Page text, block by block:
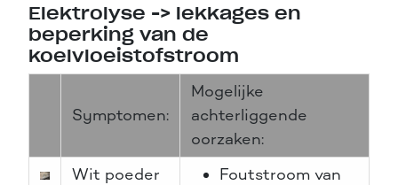
Elektrolyse -> lekkages en
beperking van de
koelvloeistofstroom
Symptomen:
Mogelijke
achterliggende
oorzaken:
Wit poeder
Foutstroom van